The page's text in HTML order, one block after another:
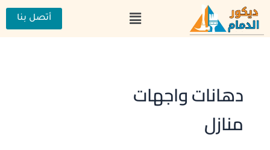
تخطي
المحتوى
القائمة أتصل بنا
دهانات واجهات
منازل